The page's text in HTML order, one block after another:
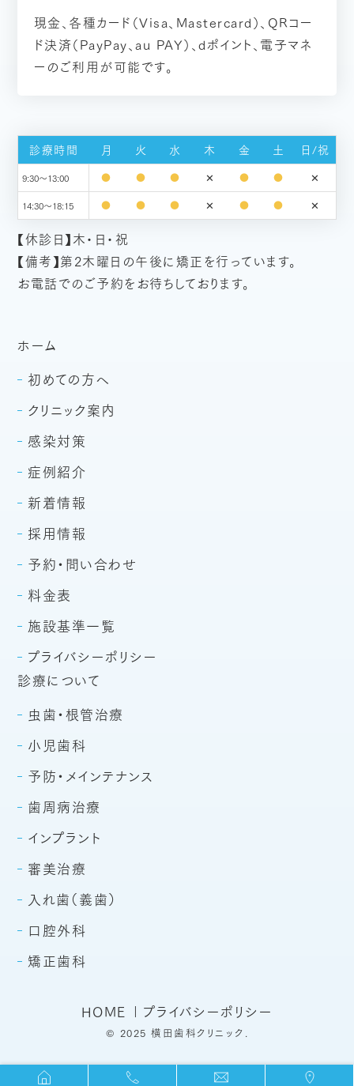
現金、各種カード（Visa、Mastercard）、QRコー
ド決済（PayPay、au PAY）、dポイント、電子マネ
ーのご利用が可能です。
診療時間 月 火 水 木 金 土 日/祝
9:30～13:00 ● ● ● ✕ ● ● ✕
14:30～18:15 ● ● ● ✕ ● ● ✕
【休診日】木・日・祝
【備考】第2木曜日の午後に矯正を行っています。
お電話でのご予約をお待ちしております。
ホーム
初めての方へ
クリニック案内
感染対策
症例紹介
新着情報
採用情報
予約・問い合わせ
料金表
施設基準一覧
プライバシーポリシー
診療について
虫歯・根管治療
小児歯科
予防・メインテナンス
歯周病治療
インプラント
審美治療
入れ歯（義歯）
口腔外科
矯正歯科
HOME プライバシーポリシー
© 2025横田歯科クリニック.